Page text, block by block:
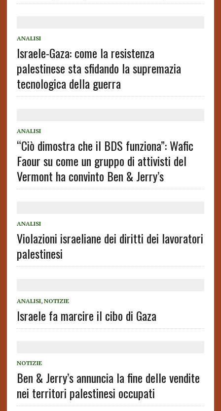
ANALISI
Israele-Gaza: come la resistenza
palestinese sta sfidando la supremazia
tecnologica della guerra
ANALISI
“Ciò dimostra che il BDS funziona”: Wafic
Faour su come un gruppo di attivisti del
Vermont ha convinto Ben & Jerry’s
ANALISI
Violazioni israeliane dei diritti dei lavoratori
palestinesi
ANALISI, NOTIZIE
Israele fa marcire il cibo di Gaza
NOTIZIE
Ben & Jerry’s annuncia la fine delle vendite
nei territori palestinesi occupati